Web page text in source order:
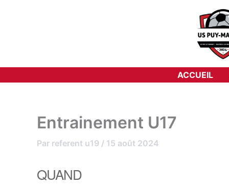
ACCUEIL
Entrainement U17
Par referent u19 / 15 août 2024
QUAND